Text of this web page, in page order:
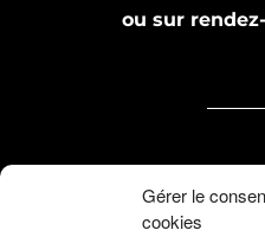
Gérer le
cookies
ou sur
7 rue
59200